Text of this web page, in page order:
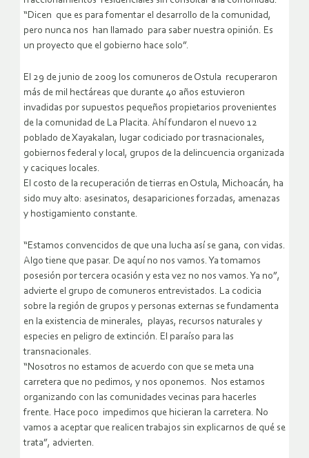
“Dicen que es para fomentar el desarrollo de la comunidad,
pero nunca nos han llamado para saber nuestra opinión. Es
un proyecto que el gobierno hace solo”.
El 29 de junio de 2009 los comuneros de Ostula recuperaron
más de mil hectáreas que durante 40 años estuvieron
invadidas por supuestos pequeños propietarios provenientes
de la comunidad de La Placita. Ahí fundaron el nuevo 12
poblado de Xayakalan, lugar codiciado por trasnacionales,
gobiernos federal y local, grupos de la delincuencia organizada
y caciques locales.
El costo de la recuperación de tierras en Ostula, Michoacán, ha
sido muy alto: asesinatos, desapariciones forzadas, amenazas
y hostigamiento constante.
“Estamos convencidos de que una lucha así se gana, con vidas.
Algo tiene que pasar. De aquí no nos vamos. Ya tomamos
posesión por tercera ocasión y esta vez no nos vamos. Ya no”,
advierte el grupo de comuneros entrevistados. La codicia
sobre la región de grupos y personas externas se fundamenta
en la existencia de minerales, playas, recursos naturales y
especies en peligro de extinción. El paraíso para las
transnacionales.
“Nosotros no estamos de acuerdo con que se meta una
carretera que no pedimos, y nos oponemos. Nos estamos
organizando con las comunidades vecinas para hacerles
frente. Hace poco impedimos que hicieran la carretera. No
vamos a aceptar que realicen trabajos sin explicarnos de qué se
trata”, advierten.